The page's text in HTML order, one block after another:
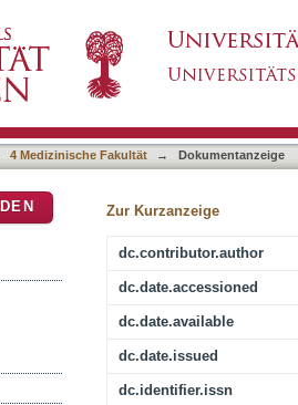
4 Medizinische Fakultät → Dokumentanzeige
Zur Kurzanzeige
dc.contributor.author
dc.date.accessioned
dc.date.available
dc.date.issued
dc.identifier.issn